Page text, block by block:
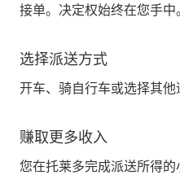
接单。决定权始终在您手中
选择派送方式
开车、骑自行车或选择其他
赚取更多收入
您在托莱多完成派送所得的